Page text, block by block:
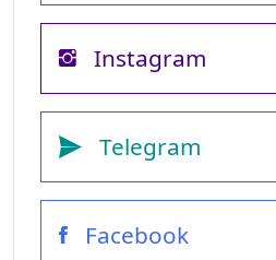
Instagram
Telegram
Facebook